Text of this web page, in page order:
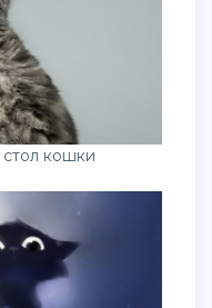
кошки